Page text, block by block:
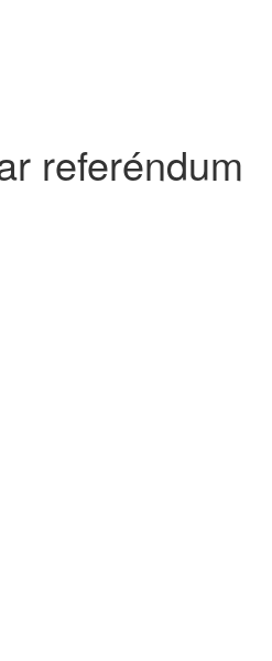
referéndum